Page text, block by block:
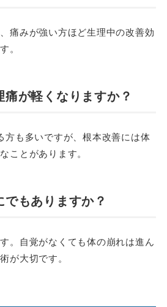
痛みが強い方ほど生理中の改善効
。
が軽くなりますか？
方も多いですが、根本改善には体
ことがあります。
もありますか？
。自覚がなくても体の崩れは進ん
が大切です。